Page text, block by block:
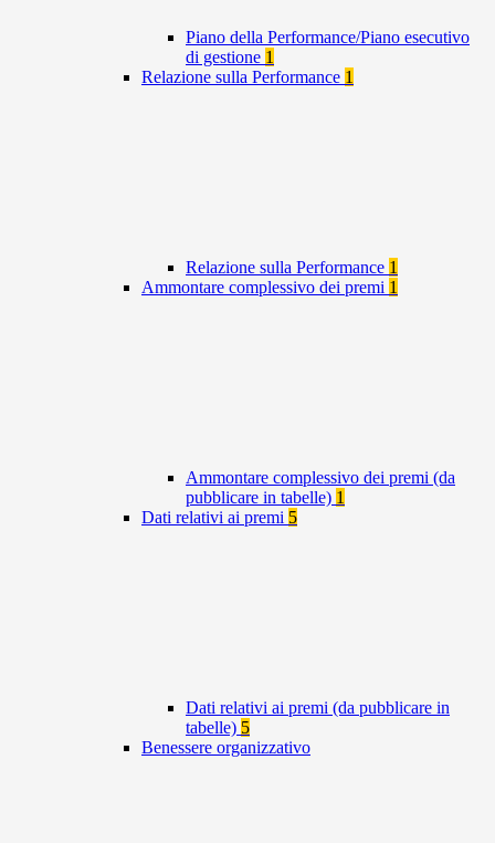
Piano della Performance/Piano esecutivo
di gestione 1
Relazione sulla Performance 1
Relazione sulla Performance 1
Ammontare complessivo dei premi 1
Ammontare complessivo dei premi (da
pubblicare in tabelle) 1
Dati relativi ai premi 5
Dati relativi ai premi (da pubblicare in
tabelle) 5
Benessere organizzativo